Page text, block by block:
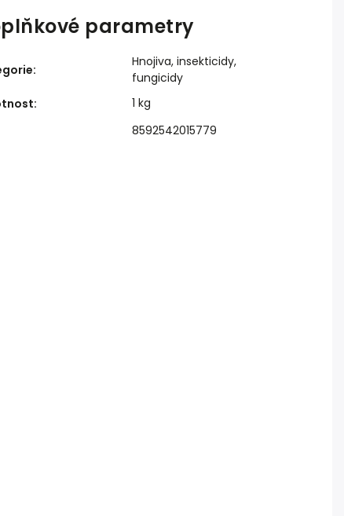
parametry
:
Hnojiva, insekticidy,
fungicidy
:
1 kg
8592542015779